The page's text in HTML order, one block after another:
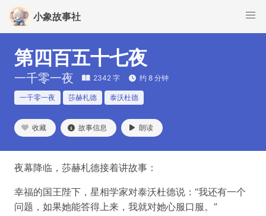
小象故事社
第四百五十七夜
一千零一夜 2342 字 约 8 分钟
一千零一夜 莎赫札德 泰沃杜德
收藏 故事信息 朗读
夜幕降临，莎赫札德接着讲故事：
幸福的国王陛下，星相学家对泰沃杜德说：“我还有一个
问题，如果她能答得上来，我就对她心服口服。”